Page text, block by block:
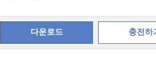
다운로드 충전하